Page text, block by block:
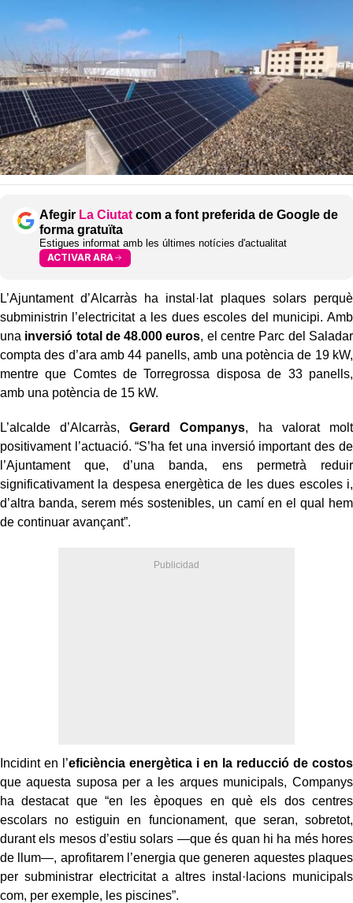
Afegir La Ciutat com a font preferida de Google de
forma gratuïta
Estigues informat amb les últimes notícies d'actualitat
ACTIVAR ARA
L’Ajuntament d’Alcarràs ha instal·lat plaques solars perquè
subministrin l’electricitat a les dues escoles del municipi. Amb
una inversió total de 48.000 euros, el centre Parc del Saladar
compta des d’ara amb 44 panells, amb una potència de 19 kW,
mentre que Comtes de Torregrossa disposa de 33 panells,
amb una potència de 15 kW.
L’alcalde d’Alcarràs, Gerard Companys, ha valorat molt
positivament l’actuació. “S’ha fet una inversió important des de
l’Ajuntament que, d’una banda, ens permetrà reduir
significativament la despesa energètica de les dues escoles i,
d’altra banda, serem més sostenibles, un camí en el qual hem
de continuar avançant”.
Incidint en l’eficiència energètica i en la reducció de costos
que aquesta suposa per a les arques municipals, Companys
ha destacat que “en les èpoques en què els dos centres
escolars no estiguin en funcionament, que seran, sobretot,
durant els mesos d’estiu solars —que és quan hi ha més hores
de llum—, aprofitarem l’energia que generen aquestes plaques
per subministrar electricitat a altres instal·lacions municipals
com, per exemple, les piscines”.